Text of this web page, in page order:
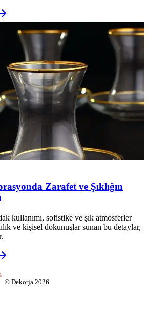
Zarafet ve Şıklığın
kullanımı, sofistike ve şık atmosferler
ve kişisel dokunuşlar sunan bu detaylar,
© Dekorja 2026